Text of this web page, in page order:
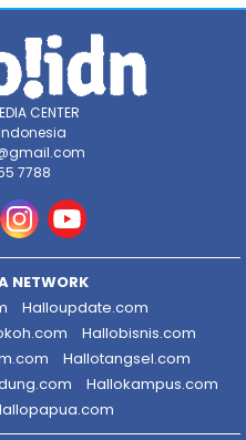
CENTER
7788
NETWORK
Halloupdate.com
Hallobisnis.com
Hallotangsel.com
Hallokampus.com